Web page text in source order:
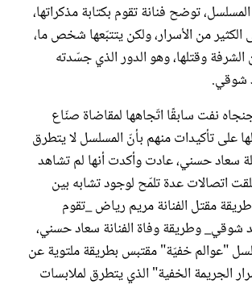
توضح فنانة تقوم بكتابة مذكراتها،
من الأسرار، ولكن يتتبّعها شخص ما،
وقتلها، وهو الدور الذي جسّدته
شوقي.
نفت سابقًا اتّجاهها لمقاضاة صنّاع
على تأكيدات منهم بأنّ المسلسل لا يتطرق
سعاد حسني، عادت وأكدت أنها لم تشاهد
اتصالات عدة تلمّح لوجود تشابه بين
مقتل الفنانة مريم رياض _تقوم
شوقي_ وطريقة وفاة الفنانة سعاد حسني،
"عوالم خفيّة" مقتبس بطريقة ملتوية عن
الجريمة الخفية" الذي يتطرق لملابسات